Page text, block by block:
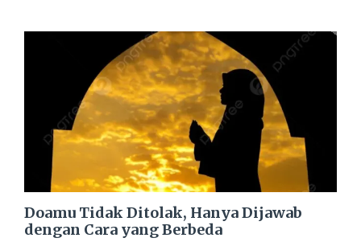
Doamu Tidak Ditolak, Hanya Dijawab
dengan Cara yang Berbeda